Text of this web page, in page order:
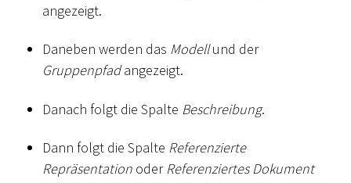
angezeigt.
Daneben werden das Modellund der
Gruppenpfadangezeigt.
Danach folgt die Spalte Beschreibung.
Dann folgt die Spalte Referenzierte
Repräsentation oderReferenziertes Dokument